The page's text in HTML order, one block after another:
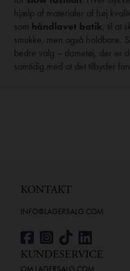
hjælp af materialer af høj
som håndlavet batik, til at
smukke, men også holdbare.
bedre valg – dametøj, der er
samtidig med at det tilbyder
KONTAKT
INFO@LAGERSALG.COM
KUNDESERVICE